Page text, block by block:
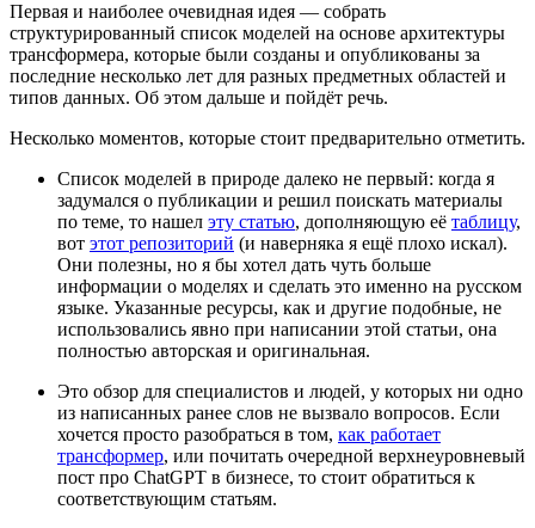
Первая и наиболее очевидная идея — собрать
структурированный список моделей на основе архитектуры
трансформера, которые были созданы и опубликованы за
последние несколько лет для разных предметных областей и
типов данных. Об этом дальше и пойдёт речь.
Несколько моментов, которые стоит предварительно отметить.
Список моделей в природе далеко не первый: когда я
задумался о публикации и решил поискать материалы
по теме, то нашел эту статью, дополняющую её таблицу,
вот этот репозиторий (и наверняка я ещё плохо искал).
Они полезны, но я бы хотел дать чуть больше
информации о моделях и сделать это именно на русском
языке. Указанные ресурсы, как и другие подобные, не
использовались явно при написании этой статьи, она
полностью авторская и оригинальная.
Это обзор для специалистов и людей, у которых ни одно
из написанных ранее слов не вызвало вопросов. Если
хочется просто разобраться в том, как работает
трансформер, или почитать очередной верхнеуровневый
пост про ChatGPT в бизнесе, то стоит обратиться к
соответствующим статьям.